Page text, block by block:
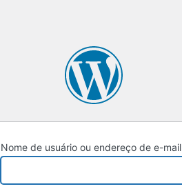
Nome de usuário ou endereço de e-mail